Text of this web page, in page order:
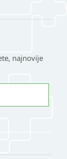
najnovije